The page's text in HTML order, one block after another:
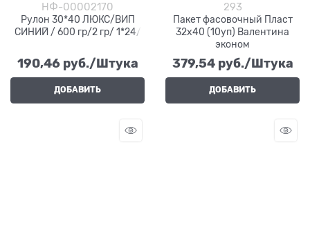
НФ-00002170
Рулон 30*40 ЛЮКС/ВИП
СИНИЙ / 600 гр/2 гр/ 1*24/
190,46 руб./Штука
ДОБАВИТЬ
293
Пакет фасовочный Пласт
32х40 (10уп) Валентина
эконом
379,54 руб./Штука
ДОБАВИТЬ